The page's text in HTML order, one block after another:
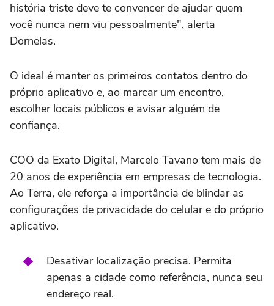
história triste deve te convencer de ajudar quem
você nunca nem viu pessoalmente", alerta
Dornelas.
O ideal é manter os primeiros contatos dentro do
próprio aplicativo e, ao marcar um encontro,
escolher locais públicos e avisar alguém de
confiança.
COO da Exato Digital, Marcelo Tavano tem mais de
20 anos de experiência em empresas de tecnologia.
Ao Terra, ele reforça a importância de blindar as
configurações de privacidade do celular e do próprio
aplicativo.
Desativar localização precisa. Permita
apenas a cidade como referência, nunca seu
endereço real.